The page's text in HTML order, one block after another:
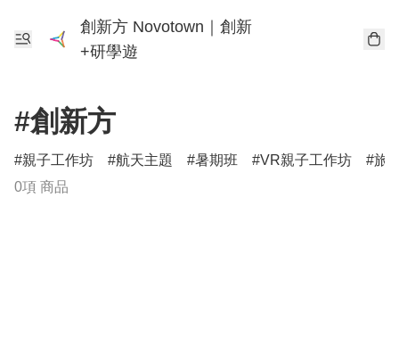
創新方 Novotown｜創新
+研學遊
#創新方
親子工作坊 航天主題 暑期班 VR親子工作坊
旅
0項 商品